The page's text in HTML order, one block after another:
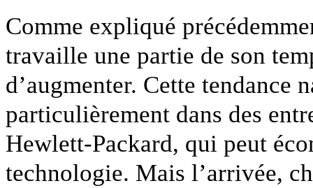
Comme expliqué
travaille une partie de son
d’augmenter. Cette tendance
particulièrement dans des
Hewlett-Packard, qui peut
technologie. Mais l’arrivée,